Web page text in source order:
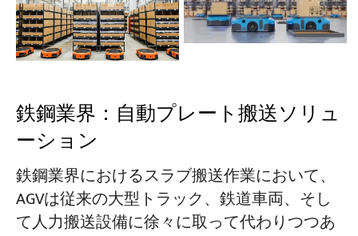
鉄鋼業界：自動プレート搬送ソリュ
ーション
鉄鋼業界におけるスラブ搬送作業において、
AGVは従来の大型トラック、鉄道車両、そし
て人力搬送設備に徐々に取って代わりつつあ